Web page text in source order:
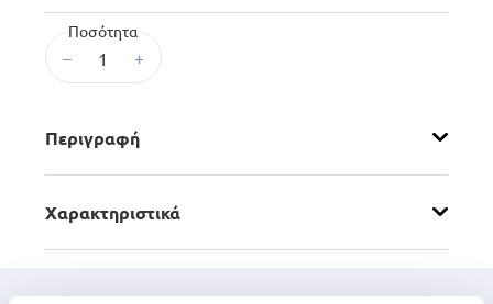
Ποσότητα
– +
Περιγραφή
Χαρακτηριστικά